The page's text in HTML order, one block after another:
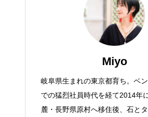
Miyo
岐阜県生まれの東京都育ち。ベ
での猛烈社員時代を経て2014年
麓・長野県原村へ移住後、石と